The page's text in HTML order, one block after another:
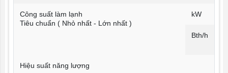
Công suất làm lạnh
Tiêu chuẩn ( Nhỏ nhất - Lớn nhất )
kW
Bth/h
Hiệu suất năng lượng